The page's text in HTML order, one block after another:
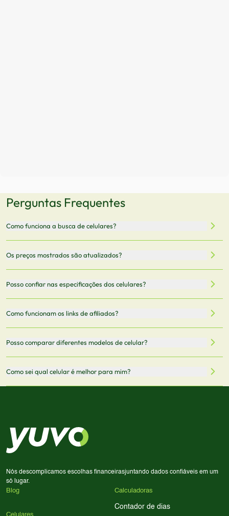
Perguntas Frequentes
Como funciona a busca de celulares?
armazenamento, memória RAM, bateria e conectividade
5G.
Os preços mostrados são atualizados?
vendedor antes de finalizar sua compra.
Posso confiar nas especificações dos celulares?
informações mais recentes de cada modelo.
Como funcionam os links de afiliados?
comissão sem custo adicional para você.
Posso comparar diferentes modelos de celular?
Sim! Você pode selecionar até 3 celulares para comparar
Como sei qual celular é melhor para mim?
processador e bateria são essenciais. Use nossos filtros
para encontrar o celular ideal.
Nós descomplicamos escolhas financeirasjuntando dados confiáveis em um
só lugar.
Blog Calculadoras
Contador de dias